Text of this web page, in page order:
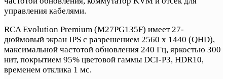
управления кабелями.
RCA Evolution Premium (M27PG135F) имеет 27-
дюймовый экран IPS с разрешением 2560 x 1440 (QHD),
максимальной частотой обновления 240 Гц, яркостью 300
нит, покрытием 95% цветовой гаммы DCI-P3, HDR10,
временем отклика 1 мс.